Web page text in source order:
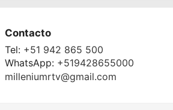
Contacto
Tel: +51 942 865 500
WhatsApp: +519428655000
milleniumrtv@gmail.com